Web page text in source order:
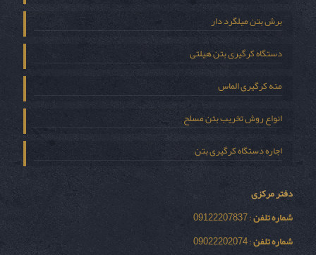
برش بتن میلگرد دار
دستگاه کرگیری بتن هیلتی
مته کرگیری الماس
انواع روش تخریب بتن مسلح
اجاره دستگاه کرگیری بتن
دفتر مرکزی
شماره تلفن: 09122207837
شماره تلفن: 09022202074